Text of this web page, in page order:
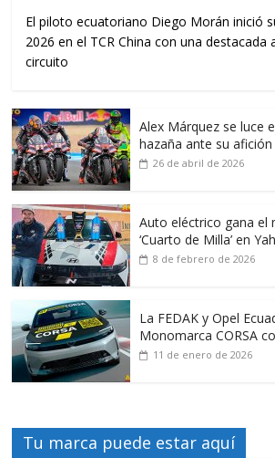
El piloto ecuatoriano Diego Morán inició
2026 en el TCR China con una destacada
circuito
Alex Márquez se luce
hazaña ante su afición
26 de abril de 2026
Auto eléctrico gana el
‘Cuarto de Milla’ en
8 de febrero de 2026
La FEDAK y Opel
Monomarca CORSA
11 de enero de 2026
Tu marca puede estar aquí